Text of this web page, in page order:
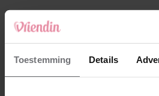
Toestemming Details
4 fluistert hij. Ik sluit mijn
5 Makelaar Mandy:
Hij sprak eng kalm’